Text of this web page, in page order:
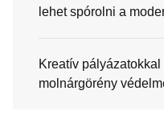
lehet spórolni a
Kreatív
molnárgörény